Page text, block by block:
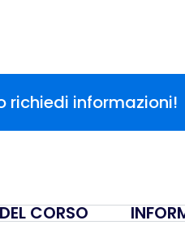
richiedi informazioni!
CORSO